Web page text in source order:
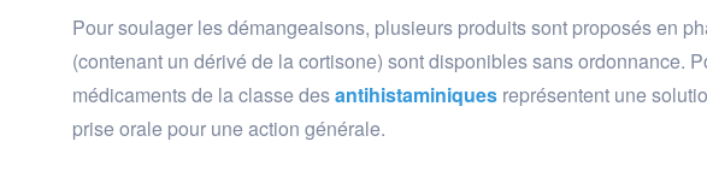
Pour soulager les démangeaisons, plusieurs produits sont proposés en
(contenant un dérivé de la cortisone) sont disponibles sans ordonnance.
médicaments de la classe desantihistaminiques représentent une
prise orale pour une action générale.